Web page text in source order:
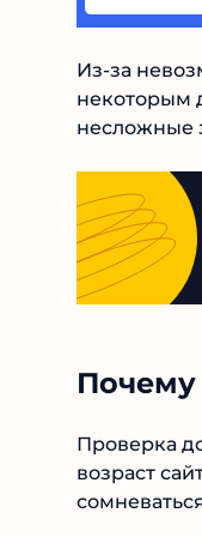
Из-за
некоторым
несложные
Почему
Проверка
возраст